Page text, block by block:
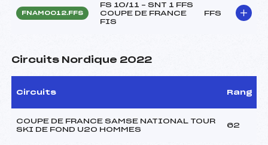
FNAM0012.FFS
FS 10/11 – SNT 1 FFS
COUPE DE FRANCE
FIS
FFS
Circuits Nordique 2022
Circuits Rang
COUPE DE FRANCE SAMSE NATIONAL TOUR
SKI DE FOND U20 HOMMES
62